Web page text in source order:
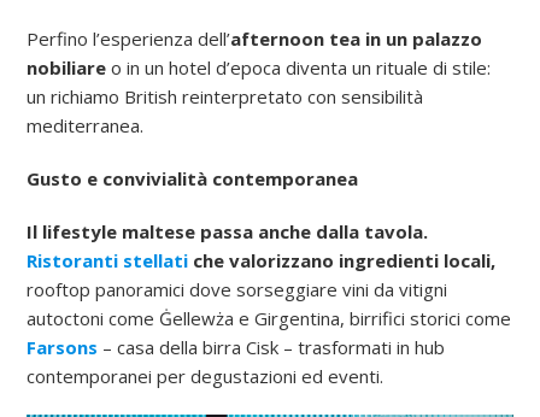
Perfino l’esperienza dell’afternoon tea in un palazzo
nobiliareo in un hotel d’epoca diventa un rituale di stile:
un richiamo British reinterpretato con sensibilità
mediterranea.
Gusto e convivialità contemporanea
Il lifestyle maltese passa anche dalla tavola.
Ristoranti stellati che valorizzano ingredienti locali,
rooftop panoramici dove sorseggiare vini da vitigni
autoctoni come Ġellewża e Girgentina, birrifici storici come
Farsons – casa della birra Cisk – trasformati in hub
contemporanei per degustazioni ed eventi.